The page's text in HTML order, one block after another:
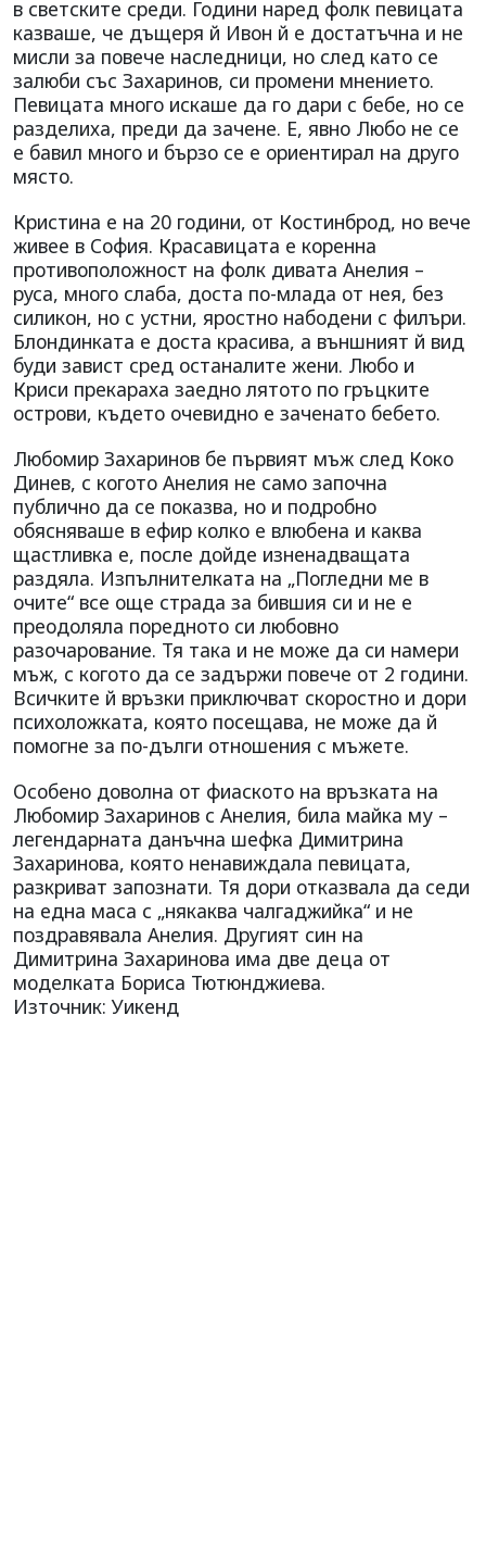
в светските среди. Години наред фолк певицата
казваше, че дъщеря й Ивон й е достатъчна и не
мисли за повече наследници, но след като се
залюби със Захаринов, си промени мнението.
Певицата много искаше да го дари с бебе, но се
разделиха, преди да зачене. Е, явно Любо не се
е бавил много и бързо се е ориентирал на друго
място.
Кристина е на 20 години, от Костинброд, но вече
живее в София. Красавицата е коренна
противоположност на фолк дивата Анелия –
руса, много слаба, доста по-млада от нея, без
силикон, но с устни, яростно набодени с филъри.
Блондинката е доста красива, а външният й вид
буди завист сред останалите жени. Любо и
Криси прекараха заедно лятото по гръцките
острови, където очевидно е заченато бебето.
Любомир Захаринов бе първият мъж след Коко
Динев, с когото Анелия не само започна
публично да се показва, но и подробно
обясняваше в ефир колко е влюбена и каква
щастливка е, после дойде изненадващата
раздяла. Изпълнителката на „Погледни ме в
очите“ все още страда за бившия си и не е
преодоляла поредното си любовно
разочарование. Тя така и не може да си намери
мъж, с когото да се задържи повече от 2 години.
Всичките й връзки приключват скоростно и дори
психоложката, която посещава, не може да й
помогне за по-дълги отношения с мъжете.
Особено доволна от фиаското на връзката на
Любомир Захаринов с Анелия, била майка му –
легендарната данъчна шефка Димитрина
Захаринова, която ненавиждала певицата,
разкриват запознати. Тя дори отказвала да седи
на една маса с „някаква чалгаджийка“ и не
поздравявала Анелия. Другият син на
Димитрина Захаринова има две деца от
моделката Бориса Тютюнджиева.
Източник: Уикенд